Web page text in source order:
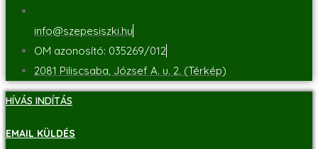
info@szepesiszki.hu
OM azonosító: 035269/012
2081 Piliscsaba, József A. u. 2. (Térkép)
HÍVÁS INDÍTÁS
EMAIL KÜLDÉS